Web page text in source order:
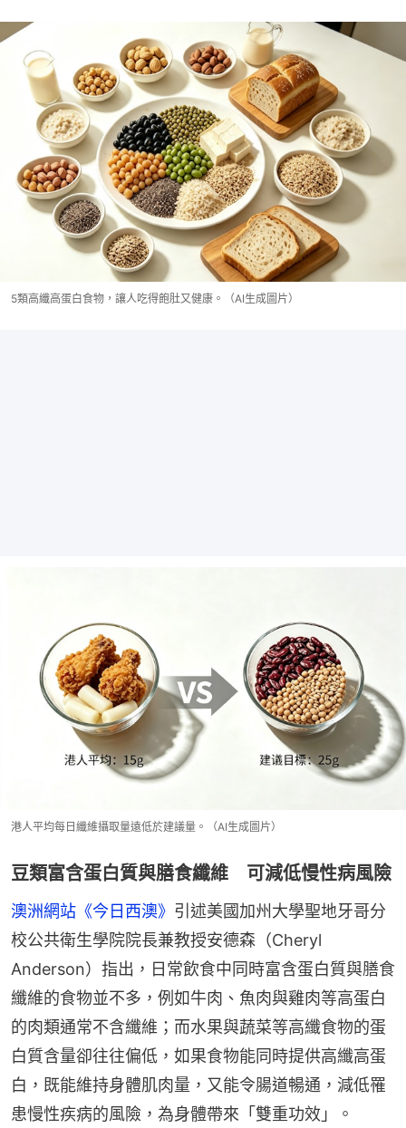
5類高纖高蛋白食物，讓人吃得飽肚又健康。（AI生成圖片）
港人平均每日纖維攝取量遠低於建議量。（AI生成圖片）
豆類富含蛋白質與膳食纖維 可減低慢性病風險
澳洲網站《今日西澳》 引述美國加州大學聖地牙哥分
校公共衛生學院院長兼教授安德森（Cheryl
Anderson）指出，日常飲食中同時富含蛋白質與膳食
纖維的食物並不多，例如牛肉、魚肉與雞肉等高蛋白
的肉類通常不含纖維；而水果與蔬菜等高纖食物的蛋
白質含量卻往往偏低，如果食物能同時提供高纖高蛋
白，既能維持身體肌肉量，又能令腸道暢通，減低罹
患慢性疾病的風險，為身體帶來「雙重功效」。